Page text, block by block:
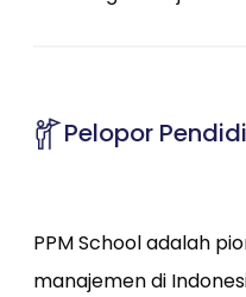
Pelopor
PPM School adalah
manajemen di